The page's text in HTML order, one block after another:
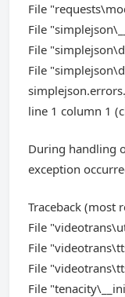
File
File
File
File
line 1 column 1
During handling
exception
Traceback (most
File
File
File
File